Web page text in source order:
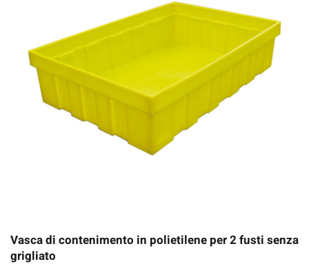
Vasca di contenimento in polietilene per 2 fusti senza
grigliato